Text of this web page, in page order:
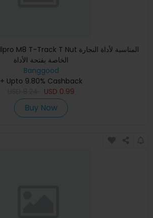
الخاصة بفتحة الأداة
Banggood
+ Upto 9.80% Cashback
USD 0.99
Buy Now